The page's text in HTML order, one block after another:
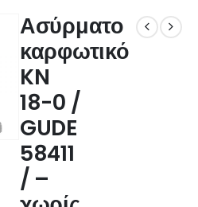
Ασύρματο
καρφωτικό
KN
18-0 /
GUDE
58411
/ –